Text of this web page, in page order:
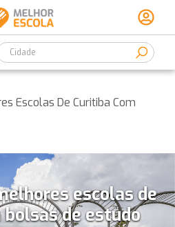
Escolas De Curitiba Com
escolas de
de estudo